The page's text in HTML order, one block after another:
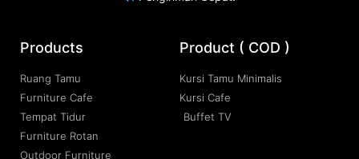
Products
Ruang Tamu
Furniture Cafe
Tempat Tidur
Furniture Rotan
Outdoor Furniture
Product ( COD )
Kursi Tamu Minimalis
Kursi Cafe
Buffet TV